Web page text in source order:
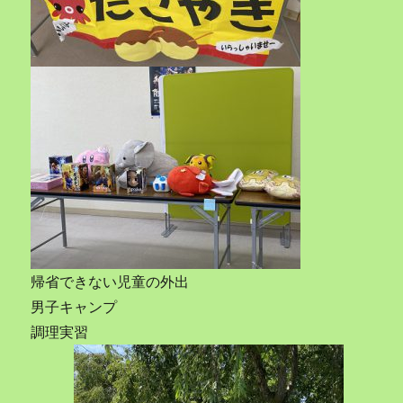
帰省できない児童の外出
男子キャンプ
調理実習